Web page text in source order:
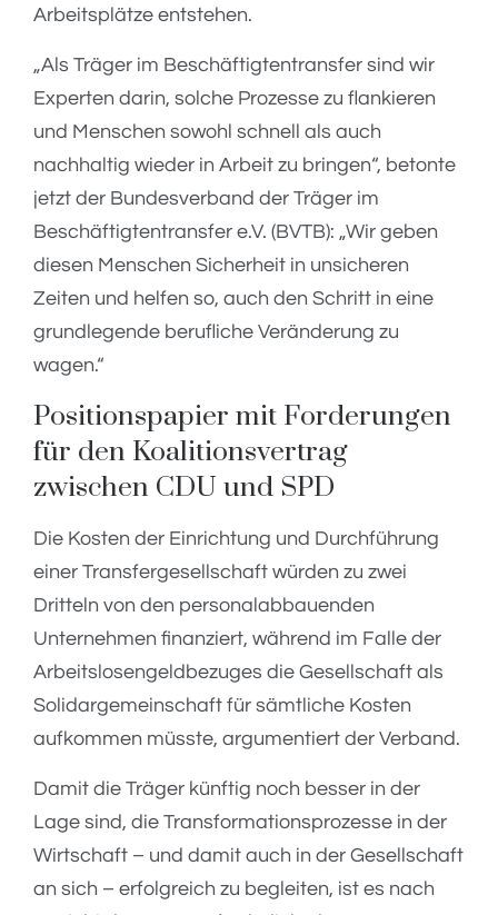
Arbeitsplätze entstehen.
„Als Träger im Beschäftigtentransfer sind wir
Experten darin, solche Prozesse zu flankieren
und Menschen sowohl schnell als auch
nachhaltig wieder in Arbeit zu bringen“, betonte
jetzt der Bundesverband der Träger im
Beschäftigtentransfer e.V. (BVTB): „Wir geben
diesen Menschen Sicherheit in unsicheren
Zeiten und helfen so, auch den Schritt in eine
grundlegende berufliche Veränderung zu
wagen.“
Positionspapier mit Forderungen
für den Koalitionsvertrag
zwischen CDU und SPD
Die Kosten der Einrichtung und Durchführung
einer Transfergesellschaft würden zu zwei
Dritteln von den personalabbauenden
Unternehmen finanziert, während im Falle der
Arbeitslosengeldbezuges die Gesellschaft als
Solidargemeinschaft für sämtliche Kosten
aufkommen müsste, argumentiert der Verband.
Damit die Träger künftig noch besser in der
Lage sind, die Transformationsprozesse in der
Wirtschaft – und damit auch in der Gesellschaft
an sich – erfolgreich zu begleiten, ist es nach